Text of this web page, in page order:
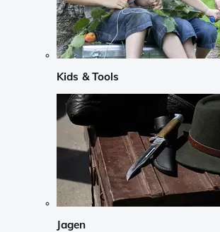
Kids & Tools
Jagen